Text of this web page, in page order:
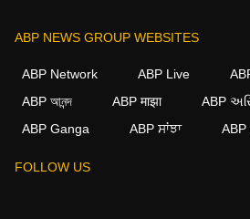
ABP NEWS GROUP WEBSITES
ABP Network ABP Live
ABP আনন্দ
ABP माझा
ABP
ABP Ganga
ABP ਸਾਂਝਾ ABP
FOLLOW US